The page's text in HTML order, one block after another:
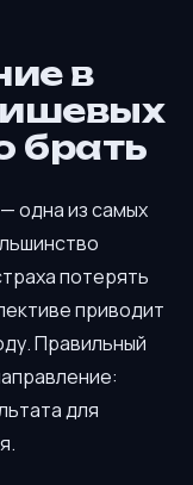
в
брать
одна из самых
потерять
приводит
Правильный
для